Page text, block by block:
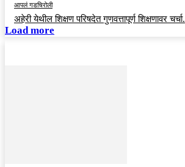
आपलं गडचिरोली
अहेरी येथील शिक्षण परिषदेत गुणवत्तापूर्ण शिक्षणावर चर्चा.
Load more